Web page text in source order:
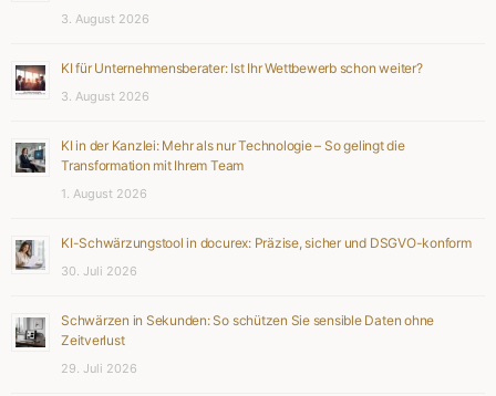
3. August 2026
KI für Unternehmensberater: Ist Ihr Wettbewerb schon weiter?
3. August 2026
KI in der Kanzlei: Mehr als nur Technologie – So gelingt die
Transformation mit Ihrem Team
1. August 2026
KI-Schwärzungstool in docurex: Präzise, sicher und DSGVO-konform
30. Juli 2026
Schwärzen in Sekunden: So schützen Sie sensible Daten ohne
Zeitverlust
29. Juli 2026